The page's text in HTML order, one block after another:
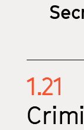
1.21